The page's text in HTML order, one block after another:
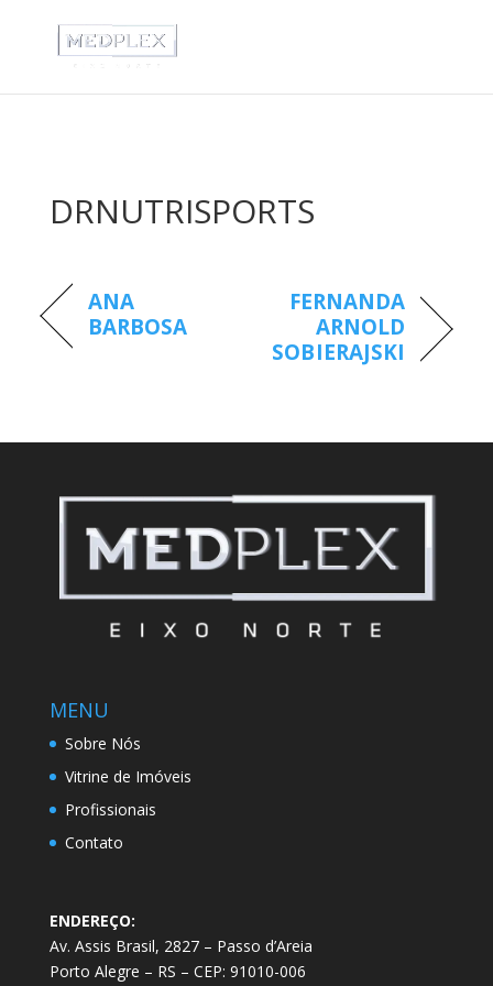
DRNUTRISPORTS
ANA
BARBOSA
FERNANDA
ARNOLD
SOBIERAJSKI
MENU
Sobre Nós
Vitrine de Imóveis
Profissionais
Contato
ENDEREÇO:
Av. Assis Brasil, 2827 – Passo d’Areia
Porto Alegre – RS – CEP: 91010-006